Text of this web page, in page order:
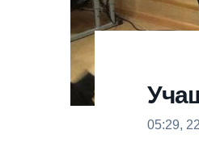
05:29,